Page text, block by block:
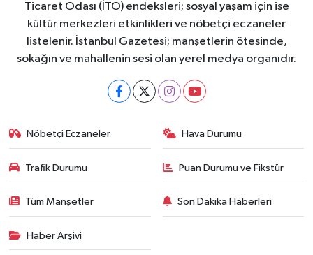
Ticaret Odası (İTO) endeksleri; sosyal yaşam için ise
kültür merkezleri etkinlikleri ve nöbetçi eczaneler
listelenir. İstanbul Gazetesi; manşetlerin ötesinde,
sokağın ve mahallenin sesi olan yerel medya organıdır.
Nöbetçi Eczaneler Hava Durumu
Trafik Durumu Puan Durumu ve Fikstür
Tüm Manşetler Son Dakika Haberleri
Haber Arşivi